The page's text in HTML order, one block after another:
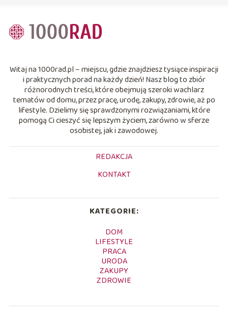
Witaj na 1000rad.pl – miejscu, gdzie znajdziesz tysiące inspiracji
i praktycznych porad na każdy dzień! Nasz blog to zbiór
różnorodnych treści, które obejmują szeroki wachlarz
tematów od domu, przez pracę, urodę, zakupy, zdrowie, aż po
lifestyle. Dzielimy się sprawdzonymi rozwiązaniami, które
pomogą Ci cieszyć się lepszym życiem, zarówno w sferze
osobistej, jak i zawodowej.
REDAKCJA
KONTAKT
KATEGORIE:
DOM
LIFESTYLE
PRACA
URODA
ZAKUPY
ZDROWIE